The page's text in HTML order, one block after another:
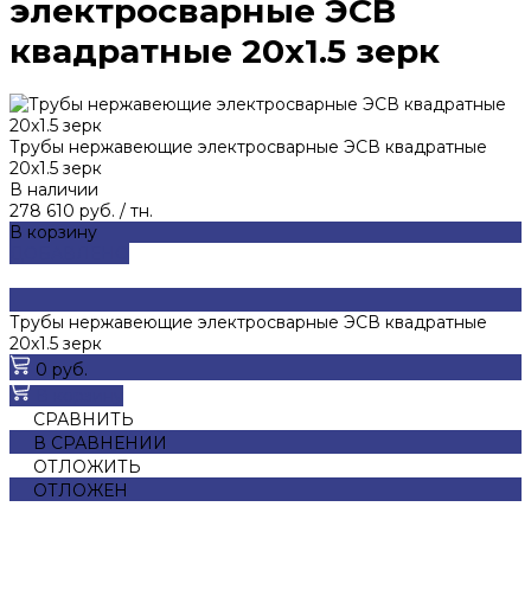
электросварные ЭСВ
квадратные 20x1.5 зерк
Трубы нержавеющие электросварные ЭСВ квадратные
20x1.5 зерк
В наличии
278 610 руб. / тн.
В корзину
Трубы нержавеющие электросварные ЭСВ квадратные
20x1.5 зерк
0 руб.
СРАВНИТЬ
В СРАВНЕНИИ
ОТЛОЖИТЬ
ОТЛОЖЕН